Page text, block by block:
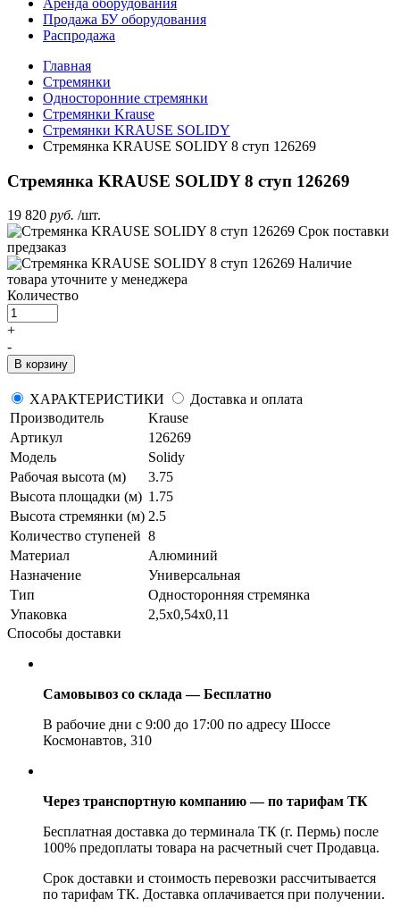
Аренда оборудования
Продажа БУ оборудования
Распродажа
Главная
Стремянки
Односторонние стремянки
Стремянки Krause
Стремянки KRAUSE SOLIDY
Стремянка KRAUSE SOLIDY 8 ступ 126269
Стремянка KRAUSE SOLIDY 8 ступ 126269
19 820 руб. /шт.
Срок поставки
предзаказ
Наличие
товара уточните у менеджера
Количество
+
-
В корзину
ХАРАКТЕРИСТИКИ
Доставка и оплата
Производитель
Krause
Артикул
126269
Модель
Solidy
Рабочая высота (м)
3.75
Высота площадки (м) 1.75
Высота стремянки (м) 2.5
Количество ступеней 8
Материал
Алюминий
Назначение
Универсальная
Тип
Односторонняя стремянка
Упаковка
2,5х0,54х0,11
Способы доставки
Самовывоз со склада — Бесплатно
В рабочие дни с 9:00 до 17:00 по адресу Шоссе
Космонавтов, 310
Через транспортную компанию — по тарифам ТК
Бесплатная доставка до терминала ТК (г. Пермь) после
100% предоплаты товара на расчетный счет Продавца.
Срок доставки и стоимость перевозки рассчитывается
по тарифам ТК. Доставка оплачивается при получении.